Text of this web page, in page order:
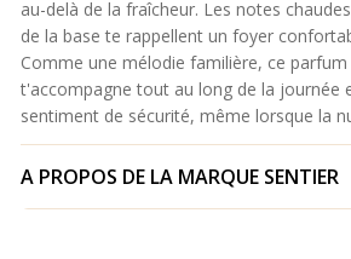
au-delà de la fraîcheur. Les notes
de la base te rappellent un foyer
Comme une mélodie familière, ce parfum
t'accompagne tout au long de la journée
sentiment de sécurité, même lorsque la
A PROPOS DE LA MARQUE SENTIER